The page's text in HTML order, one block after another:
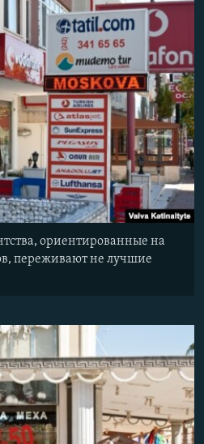
ориентированные на
переживают не лучшие